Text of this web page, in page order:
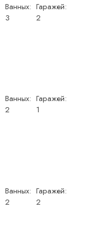
Ванных:
3
Гаражей:
2
Ванных:
2
Гаражей:
1
Ванных:
2
Гаражей:
2